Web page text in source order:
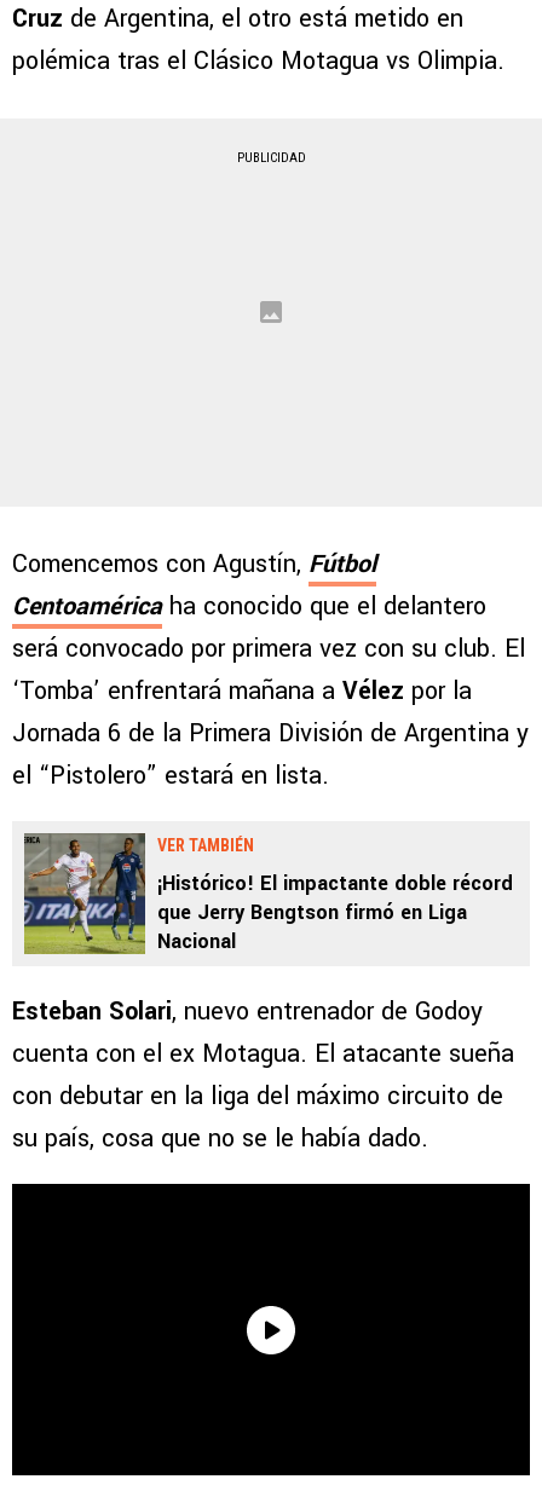
Cruz de Argentina, el otro está metido en
polémica tras el Clásico Motagua vs Olimpia.
PUBLICIDAD
Comencemos con Agustín, Fútbol
Centoaméricaha conocido que el delantero
será convocado por primera vez con su club. El
‘Tomba’ enfrentará mañana a Vélez por la
Jornada 6 de la Primera División de Argentina y
el “Pistolero” estará en lista.
VER TAMBIÉN
¡Histórico! El impactante doble récord
que Jerry Bengtson firmó en Liga
Nacional
Esteban Solari, nuevo entrenador de Godoy
cuenta con el ex Motagua. El atacante sueña
con debutar en la liga del máximo circuito de
su país, cosa que no se le había dado.